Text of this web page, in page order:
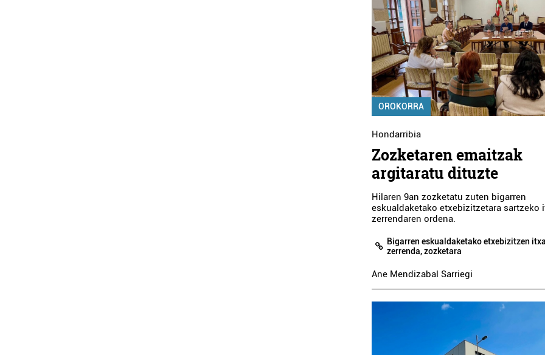
OROKORRA
Hondarribia
Zozketaren emaitzak
argitaratu dituzte
Hilaren 9an zozketatu zuten bigarren
eskualdaketako etxebizitzetara sartzeko
zerrendaren ordena.
Bigarren eskualdaketako etxebizitzen
zerrenda, zozketara
Ane Mendizabal Sarriegi